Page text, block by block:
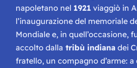
napoletano nel 1921 viaggiò in
l’inaugurazione del memoriale
Mondiale e, in quell’occasione,
accolto dalla tribù indiana dei
fratello, un compagno d’arme: